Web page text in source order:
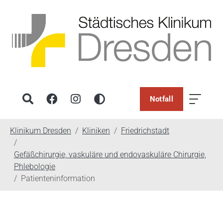
Notfall
Klinikum Dresden Kliniken Friedrichstadt
Gefäßchirurgie, vaskuläre und endovaskuläre Chirurgie,
Phlebologie
Patienteninformation